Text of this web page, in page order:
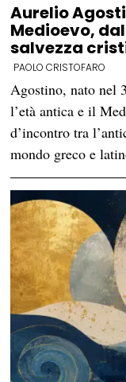
Aurelio
Medioevo,
salvezza
PAOLO CRISTOFARO
Agostino, nato nel
l’età antica e il
d’incontro tra
mondo greco e